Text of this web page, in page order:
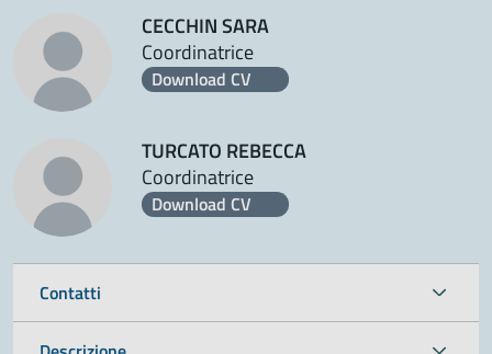
CECCHIN SARA
Coordinatrice
Download CV
TURCATO REBECCA
Coordinatrice
Download CV
Contatti